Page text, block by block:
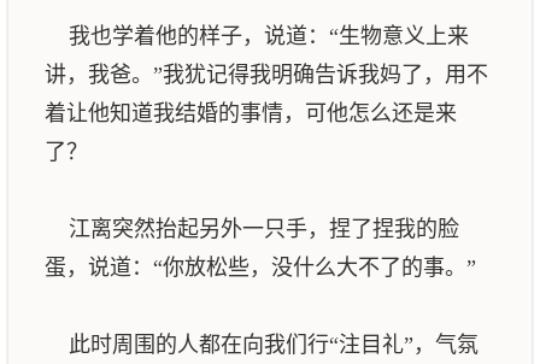
我也学着他的样子，说道：“生物意义上来
讲，我爸。”我犹记得我明确告诉我妈了，用不
着让他知道我结婚的事情，可他怎么还是来
了？
江离突然抬起另外一只手，捏了捏我的脸
蛋，说道：“你放松些，没什么大不了的事。”
此时周围的人都在向我们行“注目礼”，气氛